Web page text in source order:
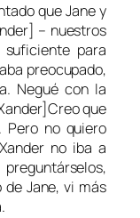
que Jane y
– nuestros
para
preocupado,
Negué con la
que
Pero no quiero
no iba a
Jane, vi más